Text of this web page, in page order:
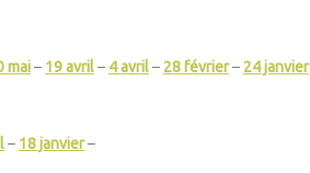
mai– 19 avril– 4 avril– 28 février– 24 janvier
– 18 janvier–